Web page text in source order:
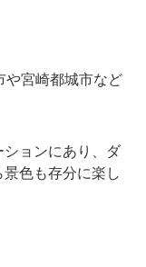
や宮崎都城市など
ションにあり、ダ
色も存分に楽し